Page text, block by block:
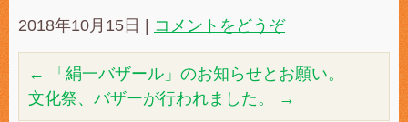
2018年10月15日 コメントをどうぞ
←
「絹一バザール」のお知らせとお願い。
文化祭、バザーが行われました。
→